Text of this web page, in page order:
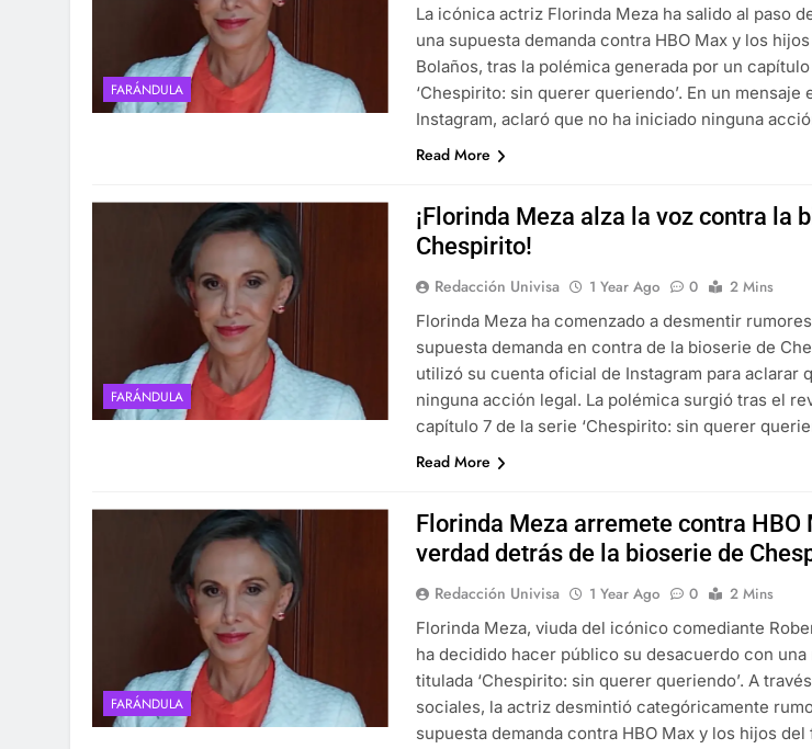
FARÁNDULA
La icónica actriz Florinda Meza ha salido al paso
una supuesta demanda contra HBO Max y los
Bolaños, tras la polémica generada por un
‘Chespirito: sin querer queriendo’. En un mensaje
Instagram, aclaró que no ha iniciado ninguna
Read More
FARÁNDULA
¡Florinda Meza alza la voz contra la
Chespirito!
Redacción Univisa 1 Year Ago 0
2 Mins
Florinda Meza ha comenzado a desmentir
supuesta demanda en contra de la bioserie de
utilizó su cuenta oficial de Instagram para aclarar
ninguna acción legal. La polémica surgió tras el
capítulo 7 de la serie ‘Chespirito: sin querer
Read More
FARÁNDULA
Florinda Meza arremete contra HBO
verdad detrás de la bioserie de
Redacción Univisa 1 Year Ago 0
2 Mins
Florinda Meza, viuda del icónico comediante
ha decidido hacer público su desacuerdo con
titulada ‘Chespirito: sin querer queriendo’. A
sociales, la actriz desmintió categóricamente
supuesta demanda contra HBO Max y los hijos